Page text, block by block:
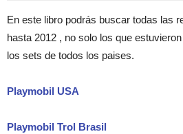
En este libro podrás buscar todas las
hasta 2012 , no solo los que
los sets de todos los paises.
Playmobil USA
Playmobil Trol Brasil